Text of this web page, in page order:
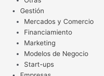
Gestión
Mercados y Comercio
Financiamiento
Marketing
Modelos de Negocio
Start-ups